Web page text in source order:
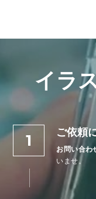
イラ
1 ご依頼
お問い合わ
いませ。